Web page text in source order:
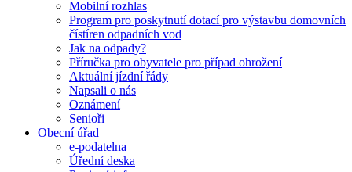
Mobilní rozhlas
Program pro poskytnutí dotací pro výstavbu domovních
čístíren odpadních vod
Jak na odpady?
Příručka pro obyvatele pro případ ohrožení
Aktuální jízdní řády
Napsali o nás
Oznámení
Senioři
Obecní úřad
e-podatelna
Úřední deska